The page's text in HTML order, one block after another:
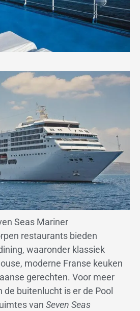
Seas Mariner
restaurants bieden
waaronder klassiek
moderne Franse keuken
gerechten. Voor meer
buitenlucht is er de Pool
van Seven Seas